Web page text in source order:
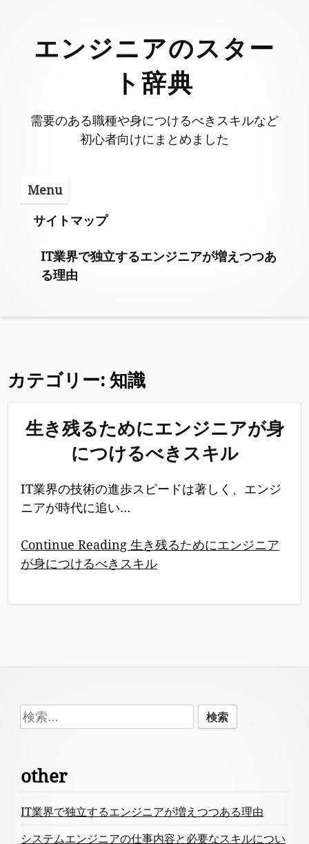
contentエンジニアのスター
ト辞典
需要のある職種や身につけるべきスキルなど
初心者向けにまとめました
Menu
サイトマップ
IT業界で独立するエンジニアが増えつつあ
る理由
カテゴリー:知識
生き残るためにエンジニアが身
につけるべきスキル
IT業界の技術の進歩スピードは著しく、エンジ
ニアが時代に追い…
Continue Reading 生き残るためにエンジニア
が身につけるべきスキル
Footer
Content
検
索:
other
IT業界で独立するエンジニアが増えつつある理由
システムエンジニアの仕事内容と必要なスキルについ